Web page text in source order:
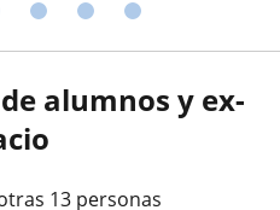
alumnos y ex-
13 personas